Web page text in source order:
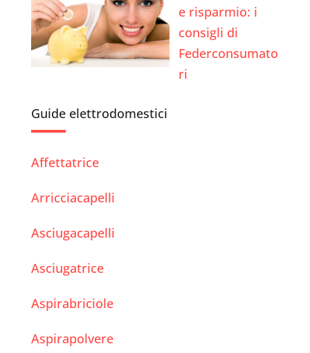
e risparmio: i
consigli di
Federconsumato
ri
Guide elettrodomestici
Affettatrice
Arricciacapelli
Asciugacapelli
Asciugatrice
Aspirabriciole
Aspirapolvere